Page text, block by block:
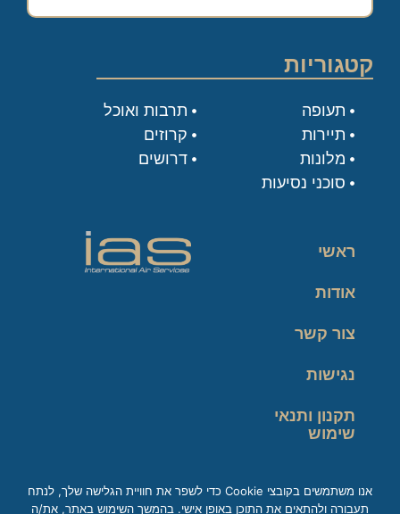
קטגוריות
תעופה
תיירות
מלונות
סוכני נסיעות
תרבות ואוכל
קרוזים
דרושים
ראשי
אודות
צור קשר
נגישות
תקנון ותנאי
שימוש
אנו משתמשים בקובצי Cookie כדי לשפר את חוויית הגלישה שלך, לנתח
תעבורה ולהתאים את התוכן באופן אישי. בהמשך השימוש באתר, את/ה